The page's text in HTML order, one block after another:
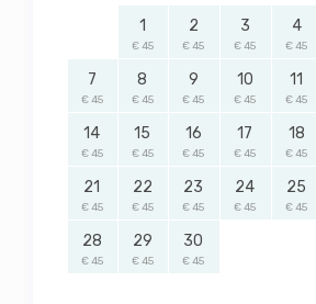
1
€ 45
2
€ 45
3
€ 45
4
€ 45
7
€ 45
8
€ 45
9
€ 45
10
€ 45
11
€ 45
14
€ 45
15
€ 45
16
€ 45
17
€ 45
18
€ 45
21
€ 45
22
€ 45
23
€ 45
24
€ 45
25
€ 45
28
€ 45
29
€ 45
30
€ 45